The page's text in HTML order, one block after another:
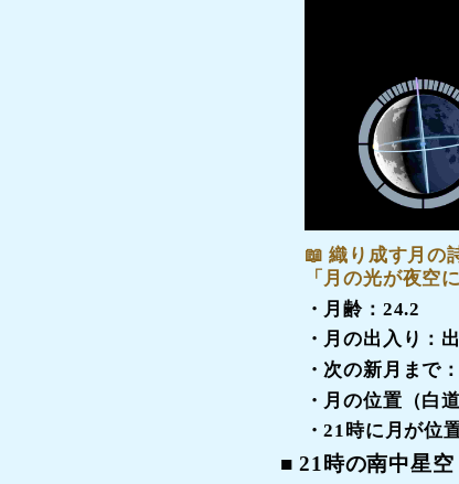
📖 織り成す月の
「 月の光が夜空
・月齢：24.2
・月の出入り：
・次の新月まで：
・月の位置（白
・21時に月が位
■ 21時の南中星空